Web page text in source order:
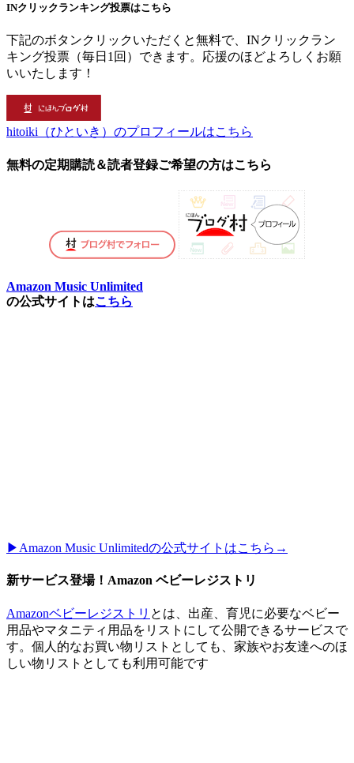
INクリックランキング投票はこちら
下記のボタンクリックいただくと無料で、INクリックラン
キング投票（毎日1回）できます。応援のほどよろしくお願
いいたします！
hitoiki（ひといき）のプロフィールはこちら
無料の定期購読＆読者登録ご希望の方はこちら
Amazon Music Unlimited
の公式サイトはこちら
▶︎Amazon Music Unlimitedの公式サイトはこちら→
新サービス登場！Amazon ベビーレジストリ
Amazonベビーレジストリ とは、出産、育児に必要なベビー
用品やマタニティ用品をリストにして公開できるサービスで
す。個人的なお買い物リストとしても、家族やお友達へのほ
しい物リストとしても利用可能です